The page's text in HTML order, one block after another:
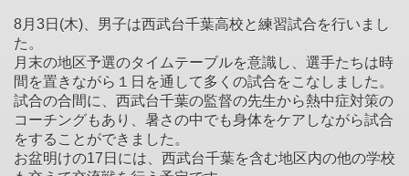
8月3日(木)、男子は西武台千葉高校と練習試合を行いまし
た。
月末の地区予選のタイムテーブルを意識し、選手たちは時
間を置きながら１日を通して多くの試合をこなしました。
試合の合間に、西武台千葉の監督の先生から熱中症対策の
コーチングもあり、暑さの中でも身体をケアしながら試合
をすることができました。
お盆明けの17日には、西武台千葉を含む地区内の他の学校